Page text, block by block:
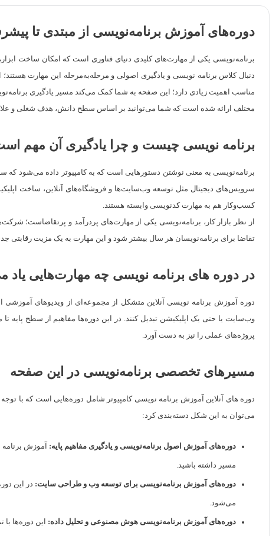
دوره‌های آموزش برنامه‌نویسی از مبتدی تا
برنامه‌نویسی یکی از مهارت‌های کلیدی دنیای فناوری است که امکان ساخت
دنبال کلاس برنامه نویسی و یادگیری اصولی و مرحله‌به‌مرحله این مهارت
مناسب اهمیت زیادی دارد؛ این صفحه به شما کمک می‌کند مسیر یادگیری
مختلف ارائه شده است که شما می‌توانید بر اساس سطح دانش، هدف شغلی و
برنامه ‌نویسی چیست و چرا یادگیری آن مهم
برنامه‌نویسی به معنی نوشتن دستورهایی است که به کامپیوتر داده می‌شود که
سرویس‌های دیجیتال مثل توسعه وب‌سایت‌ها و فروشگاه‌های آنلاین، ساخت
کسب‌وکار هم به مهارت کدنویسی وابسته هستند.
از نظر بازار کار، برنامه‌نویسی یکی از مهارت‌های پردرآمد و پرتقاضاست؛
تقاضا برای برنامه‌نویسان هر سال بیشتر شود و این مهارت به یک مزیت
در دوره های برنامه نویسی چه مهارت‌هایی یاد
دوره‌ آموزش برنامه نویسی آنلاین متشکل از مجموعه‌ای از ویدیوهای آموزشی
وب‌سایت یا حتی یک اپلیکیشن تبدیل کنند. در این دوره‌ها مفاهیم از سطح پایه
پروژه‌های عملی را نیز به دست آورد.
مسیرهای تخصصی برنامه‌نویسی در این صفحه
دوره های آنلاین آموزش برنامه نویسی کامپیوتر شامل دوره‌هایی است که با
می‌توان به این شکل دسته‌بندی کرد:
دوره‌های آموزش اصول برنامه‌نویسی و یادگیری مفاهیم پایه:
مسیر داشته باشید.
دوره‌های آموزش برنامه‌نویسی برای توسعه وب و طراحی سایت:
می‌شود.
دوره‌های آموزش برنامه‌نویسی هوش مصنوعی و تحلیل داده: